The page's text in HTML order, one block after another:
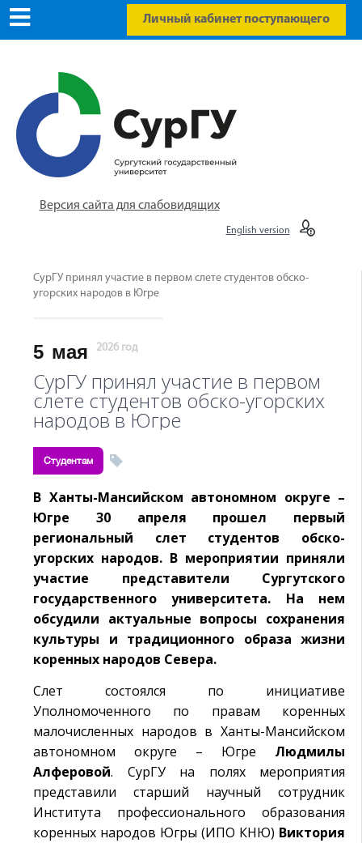
Личный кабинет поступающего
Версия сайта для слабовидящих
English version
СурГУ принял участие в первом слете студентов обско-
угорских народов в Югре
5 мая 2026 год
СурГУ принял участие в первом
слете студентов обско-угорских
народов в Югре
Студентам
В Ханты-Мансийском автономном округе –
Югре 30 апреля прошел первый
региональный слет студентов обско-
угорских народов. В мероприятии приняли
участие представители Сургутского
государственного университета. На нем
обсудили актуальные вопросы сохранения
культуры и традиционного образа жизни
коренных народов Севера.
Слет состоялся по инициативе
Уполномоченного по правам коренных
малочисленных народов в Ханты-Мансийском
автономном округе – Югре Людмилы
Алферовой. СурГУ на полях мероприятия
представили старший научный сотрудник
Института профессионального образования
коренных народов Югры (ИПО КНЮ) Виктория